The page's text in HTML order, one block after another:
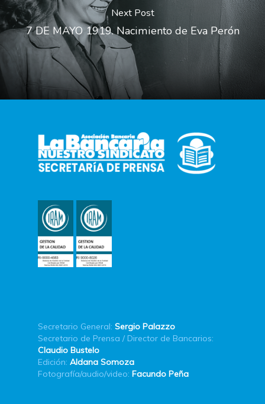
Next Post
7 DE MAYO 1919. Nacimiento de Eva Perón
Secretario General: Sergio Palazzo
Secretario de Prensa / Director de Bancarios:
Claudio Bustelo
Edición: Aldana Somoza
Fotografía/audio/video: Facundo Peña